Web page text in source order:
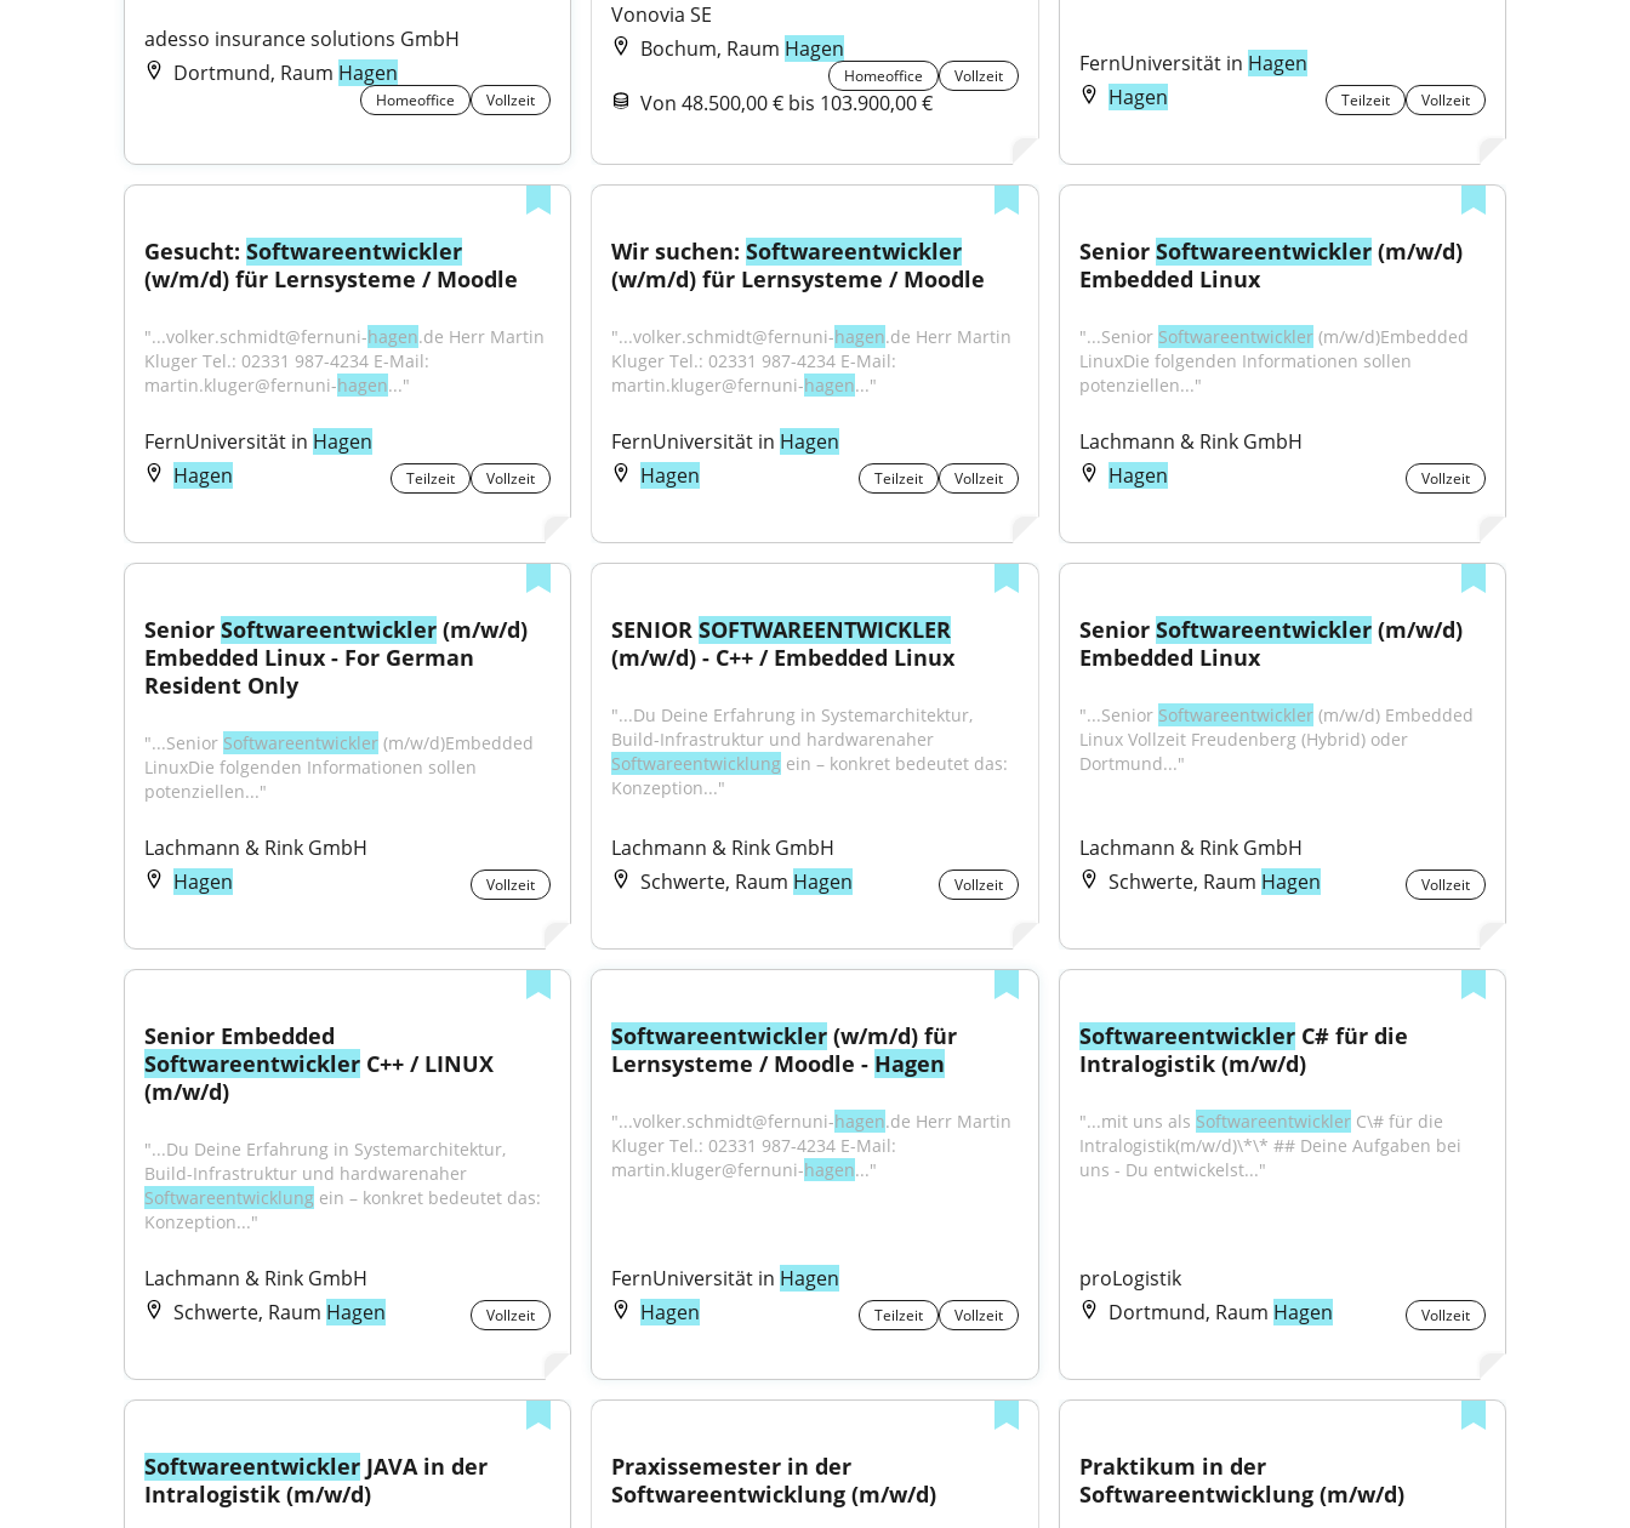
adesso insurance solutions GmbH
Dortmund, Raum Hagen
Homeoffice Vollzeit
Vonovia SE
Bochum, Raum Hagen
Homeoffice Vollzeit
Von 48.500,00 € bis 103.900,00 €
FernUniversität in Hagen
Hagen
Teilzeit Vollzeit
Gesucht: Softwareentwickler
(w/m/d) für Lernsysteme / Moodle
"...volker.schmidt@fernuni-hagen.de Herr Martin
Kluger Tel.: 02331 987-4234 E-Mail:
martin.kluger@fernuni-hagen..."
FernUniversität in Hagen
Hagen
Teilzeit Vollzeit
Wir suchen: Softwareentwickler
(w/m/d) für Lernsysteme / Moodle
"...volker.schmidt@fernuni-hagen.de Herr Martin
Kluger Tel.: 02331 987-4234 E-Mail:
martin.kluger@fernuni-hagen..."
FernUniversität in Hagen
Hagen
Teilzeit Vollzeit
Senior Softwareentwickler (m/w/d)
Embedded Linux
"...Senior Softwareentwickler (m/w/d)Embedded
LinuxDie folgenden Informationen sollen
potenziellen..."
Lachmann & Rink GmbH
Hagen
Vollzeit
Senior Softwareentwickler (m/w/d)
Embedded Linux - For German
Resident Only
"...Senior Softwareentwickler (m/w/d)Embedded
LinuxDie folgenden Informationen sollen
potenziellen..."
Lachmann & Rink GmbH
Hagen
Vollzeit
SENIOR SOFTWAREENTWICKLER
(m/w/d) - C++ / Embedded Linux
"...Du Deine Erfahrung in Systemarchitektur,
Softwareentwicklung ein – konkret bedeutet das:
Konzeption..."
Lachmann & Rink GmbH
Schwerte, Raum Hagen Vollzeit
Senior Softwareentwickler (m/w/d)
Embedded Linux
"...Senior Softwareentwickler (m/w/d) Embedded
Linux Vollzeit Freudenberg (Hybrid) oder
Dortmund..."
Lachmann & Rink GmbH
Schwerte, Raum Hagen Vollzeit
Softwareentwickler C++ / LINUX
(m/w/d)
"...Du Deine Erfahrung in Systemarchitektur,
Softwareentwicklung ein – konkret bedeutet das:
Konzeption..."
Lachmann & Rink GmbH
Schwerte, Raum Hagen Vollzeit
Softwareentwickler (w/m/d) für
Lernsysteme / Moodle - Hagen
"...volker.schmidt@fernuni-hagen.de Herr Martin
Kluger Tel.: 02331 987-4234 E-Mail:
martin.kluger@fernuni-hagen..."
FernUniversität in Hagen
Hagen
Teilzeit Vollzeit
Softwareentwickler C# für die
Intralogistik (m/w/d)
"...mit uns als Softwareentwickler C\# für die
Intralogistik(m/w/d)\*\* ## Deine Aufgaben bei
uns - Du entwickelst..."
proLogistik
Dortmund, Raum Hagen Vollzeit
Softwareentwickler JAVA in der
Intralogistik (m/w/d)
Praxissemester in der
Softwareentwicklung (m/w/d)
Praktikum in der
Softwareentwicklung (m/w/d)